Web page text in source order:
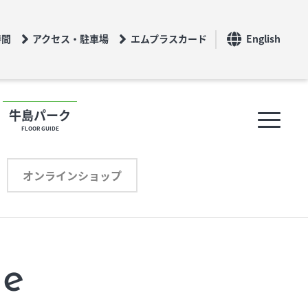
アクセス・駐車場 エムプラスカード English
牛島パーク
FLOOR GUIDE
オンラインショップ
フロアガイド